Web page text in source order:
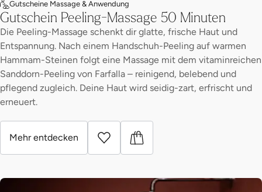
Gutscheine Massage & Anwendung
Gutschein Peeling-Massage 50 Minuten
Die Peeling-Massage schenkt dir glatte, frische Haut und
Entspannung. Nach einem Handschuh-Peeling auf warmen
Hammam-Steinen folgt eine Massage mit dem vitaminreichen
Sanddorn-Peeling von Farfalla – reinigend, belebend und
pflegend zugleich. Deine Haut wird seidig-zart, erfrischt und
erneuert.
Mehr entdecken